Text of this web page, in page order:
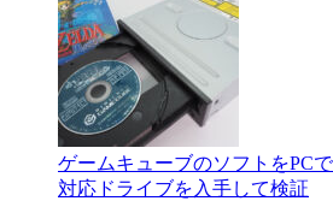
ゲームキューブのソフトをPC
対応ドライブを入手して検証